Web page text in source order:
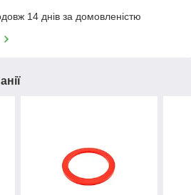
14 днів за домовленістю